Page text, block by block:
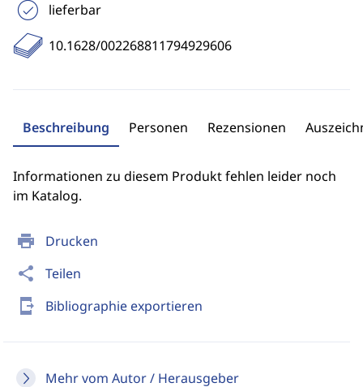
print Drucken
share Teilen
send_to_mobile Bibliographie exportieren
Mehr vom Autor / Herausgeber
lieferbar
10.1628/002268811794929606
Beschreibung Personen Rezensionen
Informationen zu diesem Produkt fehlen leider noch
im Katalog.